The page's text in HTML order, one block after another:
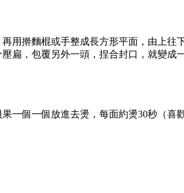
用擀麵棍或手整成長方形平面，由上往
扁，包覆另外一頭，捏合封口，就變成
一個一個放進去燙，每面約燙30秒（喜